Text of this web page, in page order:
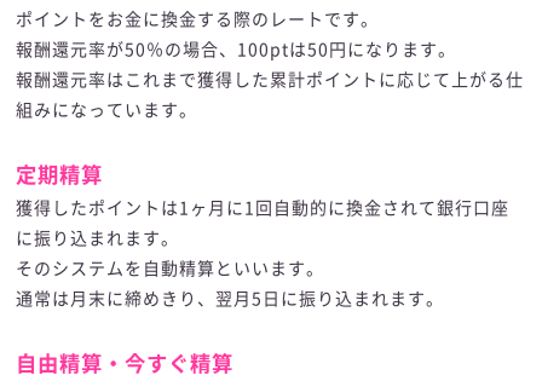
ポイントをお金に換金する際のレートです。
報酬還元率が50％の場合、100ptは50円になります。
報酬還元率はこれまで獲得した累計ポイントに応じて上がる仕
組みになっています。
定期精算
獲得したポイントは1ヶ月に1回自動的に換金されて銀行口座
に振り込まれます。
そのシステムを自動精算といいます。
通常は月末に締めきり、翌月5日に振り込まれます。
自由精算・今すぐ精算